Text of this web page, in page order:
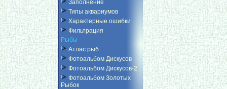
Заполнение
Типы аквариумов
Характерные ошибки
Фильтрация
Рыбы
Атлас рыб
Фотоальбом Дискусов
Фотоальбом Дискусов-2
Фотоальбом Золотых
Рыбок